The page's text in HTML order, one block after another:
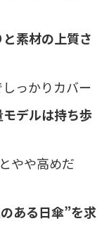
素材の上質さ
っかりカバー
モデルは持ち歩
やや高めだ
ある日傘”を求